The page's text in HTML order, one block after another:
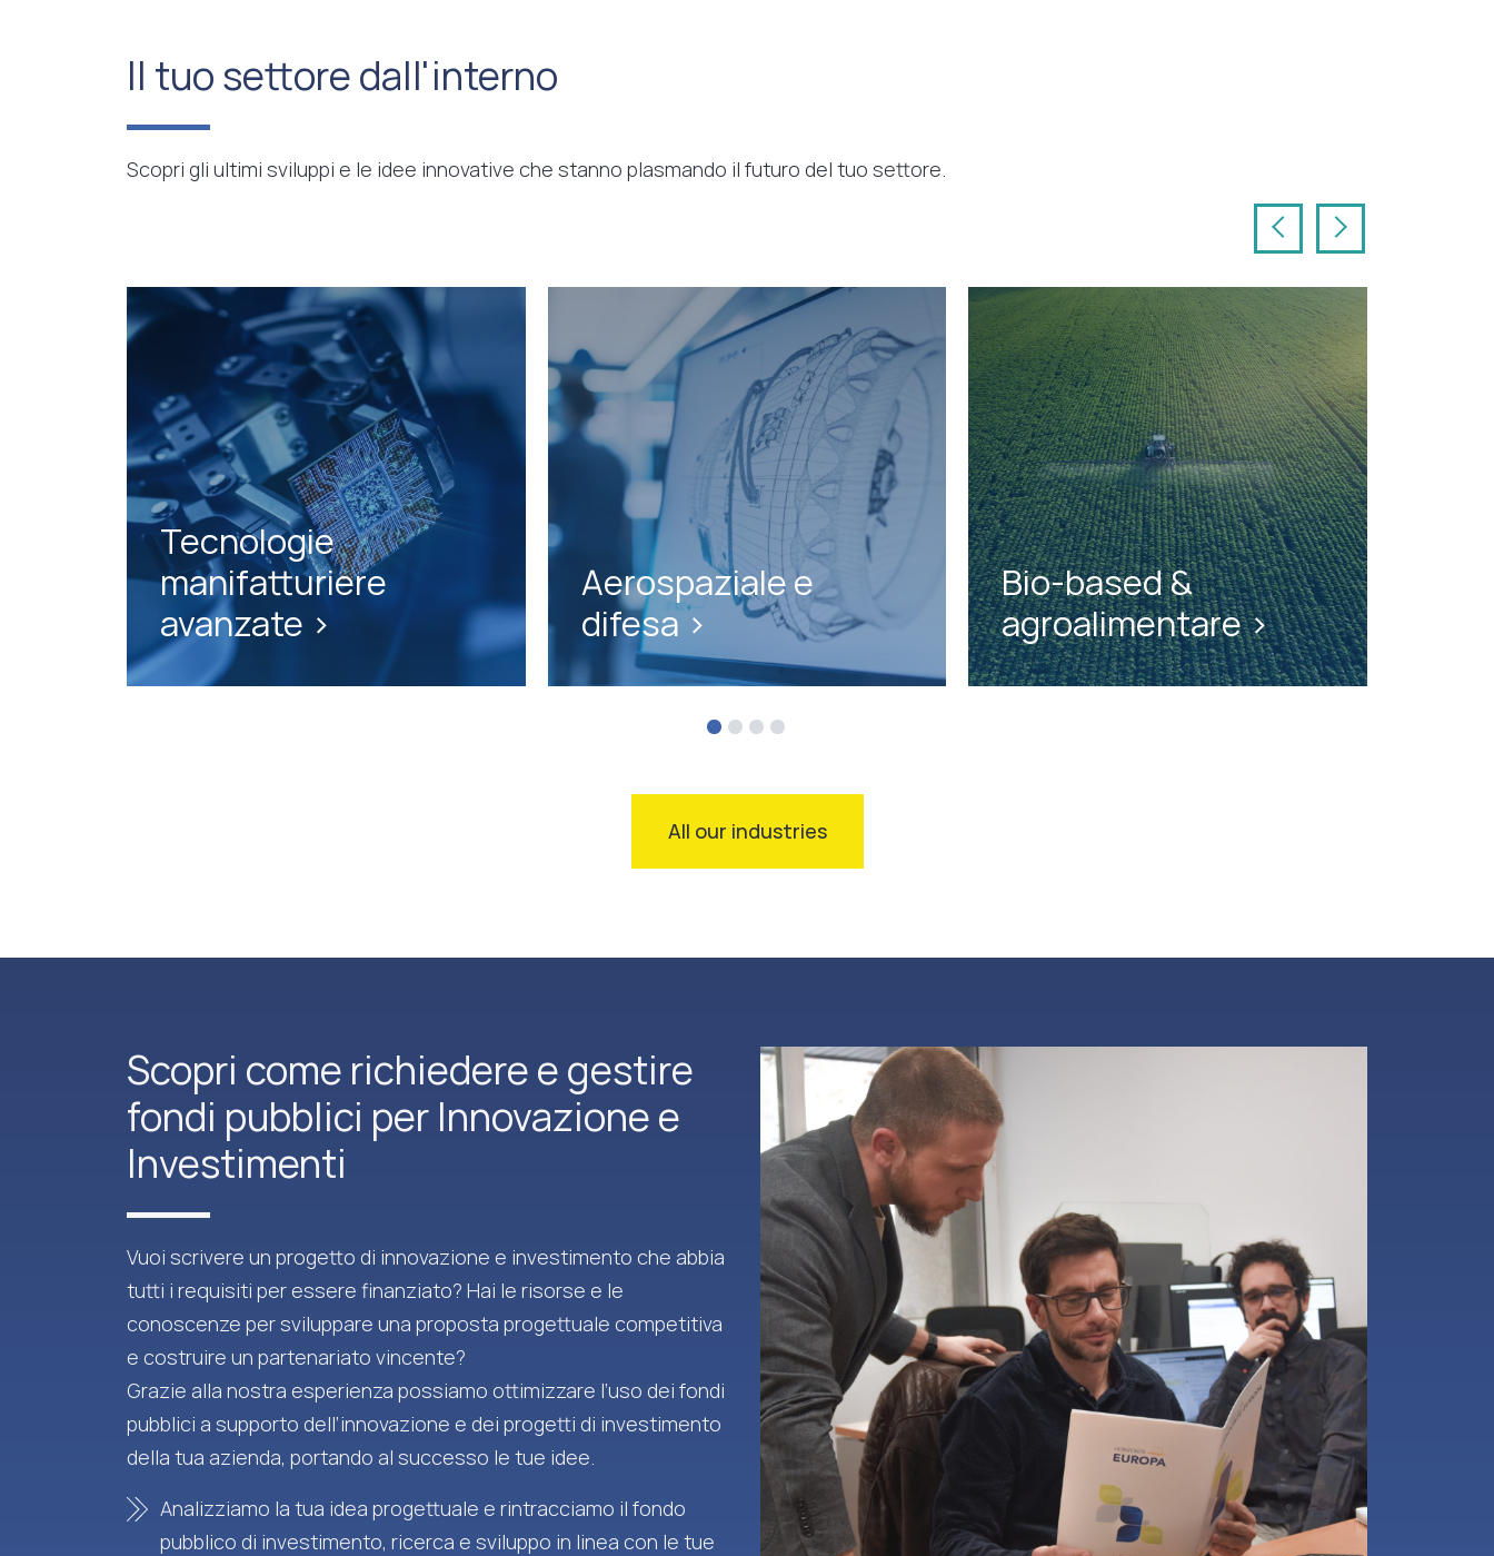
Il tuo settore dall'interno
Scopri gli ultimi sviluppi e le idee innovative che stanno plasmando il futuro del tuo settore.
Previous
Tecnologie
manifatturiere
avanzate >
Aerospaziale e
difesa >
Bio-based &
agroalimentare >
All our industries
Scopri come richiedere e gestire
fondi pubblici per Innovazione e
Investimenti
Vuoi scrivere un progetto di innovazione e investimento che abbia
tutti i requisiti per essere finanziato? Hai le risorse e le
conoscenze per sviluppare una proposta progettuale competitiva
e costruire un partenariato vincente?
Grazie alla nostra esperienza possiamo ottimizzare l’uso dei fondi
pubblici a supporto dell’innovazione e dei progetti di investimento
della tua azienda, portando al successo le tue idee.
Analizziamo la tua idea progettuale e rintracciamo il fondo
pubblico di investimento, ricerca e sviluppo in linea con le tue